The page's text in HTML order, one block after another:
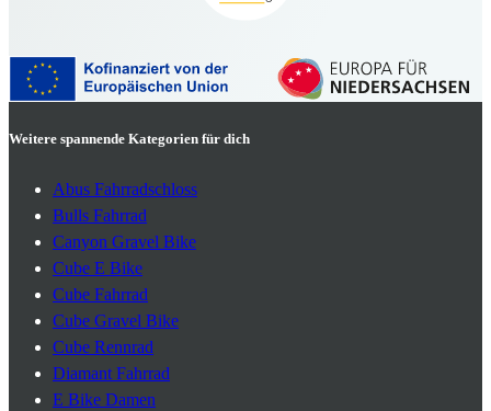
Weitere spannende Kategorien für dich
Abus Fahrradschloss
Bulls Fahrrad
Canyon Gravel Bike
Cube E Bike
Cube Fahrrad
Cube Gravel Bike
Cube Rennrad
Diamant Fahrrad
E Bike Damen